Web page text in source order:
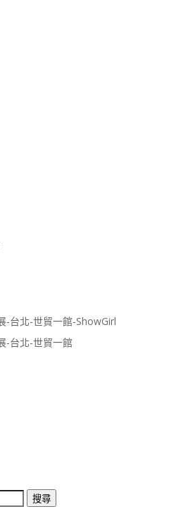
-台北-世貿一館-ShowGirl
-台北-世貿一館
搜尋